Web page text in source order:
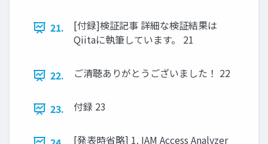
21.
[付録]検証記事 詳細な検証結果は
Qiitaに執筆しています。 21
22. ご清聴ありがとうございました！ 22
23. 付録 23
[発表時省略] 1. IAM Access Analyzer